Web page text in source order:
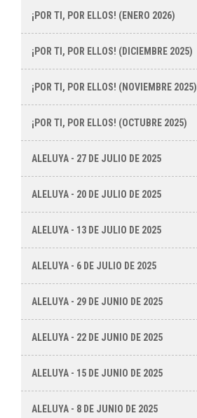
¡POR TI, POR ELLOS! (ENERO 2026)
¡POR TI, POR ELLOS! (DICIEMBRE 2025)
¡POR TI, POR ELLOS! (NOVIEMBRE 2025)
¡POR TI, POR ELLOS! (OCTUBRE 2025)
ALELUYA - 27 DE JULIO DE 2025
ALELUYA - 20 DE JULIO DE 2025
ALELUYA - 13 DE JULIO DE 2025
ALELUYA - 6 DE JULIO DE 2025
ALELUYA - 29 DE JUNIO DE 2025
ALELUYA - 22 DE JUNIO DE 2025
ALELUYA - 15 DE JUNIO DE 2025
ALELUYA - 8 DE JUNIO DE 2025